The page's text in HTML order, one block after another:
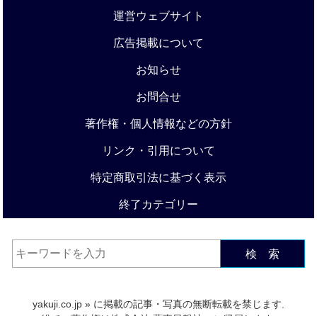
運営ウェブサイト
広告掲載について
お知らせ
お問合せ
著作権・個人情報などの方針
リンク・引用について
特定商取引法に基づく表示
終了カテゴリー
検 索
yakuji.co.jp » に掲載の記事・写真の無断転載を禁じます.